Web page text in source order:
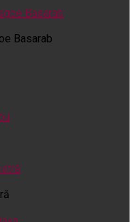
Basarab